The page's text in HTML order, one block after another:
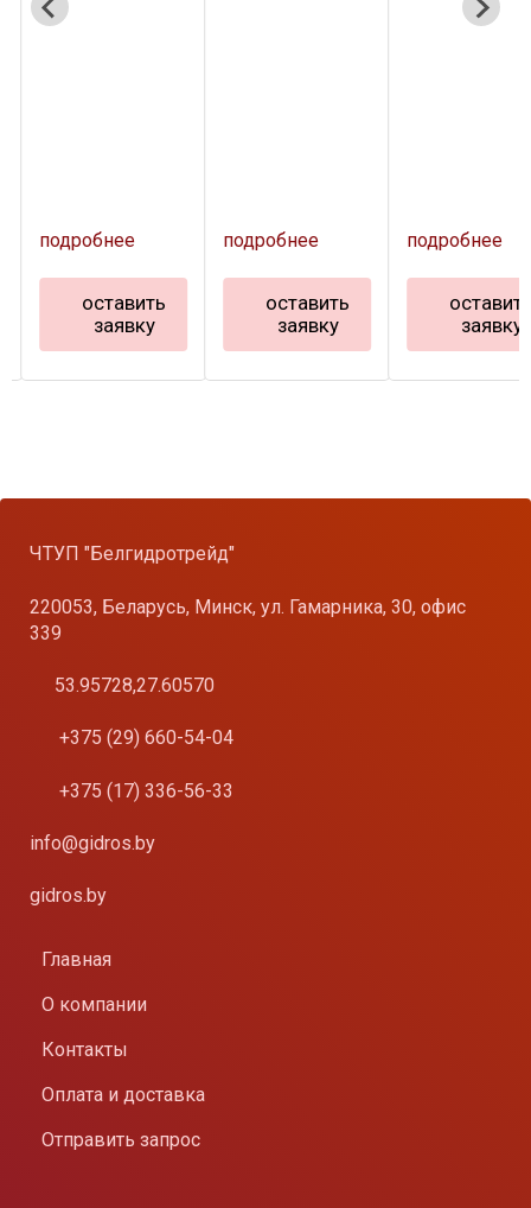
подробнее
оставить
заявку
подробнее
оставить
заявку
подробнее
заявку
ЧТУП "Белгидротрейд"
220053, Беларусь, Минск, ул. Гамарника, 30, офис
339
53.95728,27.60570
+375 (29) 660-54-04
+375 (17) 336-56-33
info@gidros.by
gidros.by
Главная
О компании
Контакты
Оплата и доставка
Отправить запрос